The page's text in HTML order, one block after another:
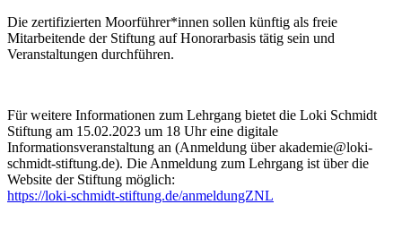
Die zertifizierten Moorführer*innen sollen künftig als freie
Mitarbeitende der Stiftung auf Honorarbasis tätig sein und
Veranstaltungen durchführen.
Für weitere Informationen zum Lehrgang bietet die Loki Schmidt
Stiftung am 15.02.2023 um 18 Uhr eine digitale
Informationsveranstaltung an (Anmeldung über akademie@loki-
schmidt-stiftung.de). Die Anmeldung zum Lehrgang ist über die
Website der Stiftung möglich:
https://loki-schmidt-stiftung.de/anmeldungZNL